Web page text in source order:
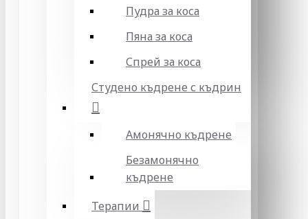
Пудра за коса
Пяна за коса
Спрей за коса
Студено къдрене с къдрин
Амонячно къдрене
Безамонячно
къдрене
Терапии